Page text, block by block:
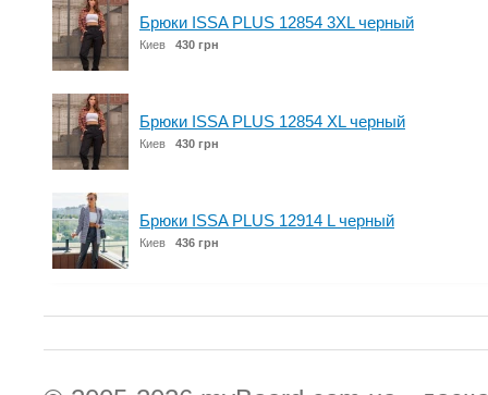
Брюки ISSA PLUS 12854 3XL черный
Киев 430 грн
Брюки ISSA PLUS 12854 XL черный
Киев 430 грн
Брюки ISSA PLUS 12914 L черный
Киев 436 грн